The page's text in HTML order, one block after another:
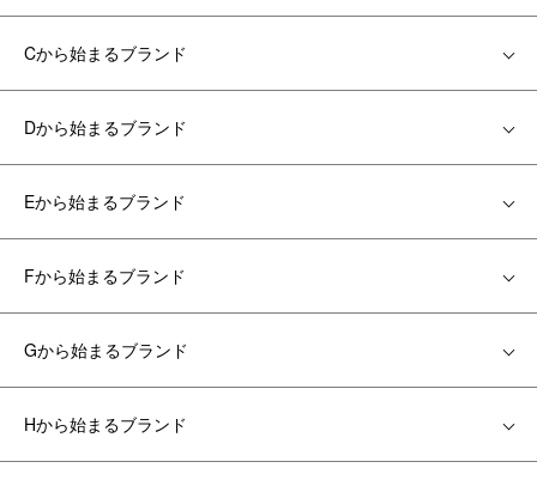
Cから始まるブランド
Dから始まるブランド
Eから始まるブランド
Fから始まるブランド
Gから始まるブランド
Hから始まるブランド